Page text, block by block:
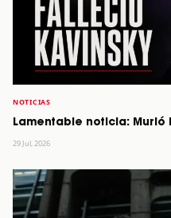
NOTICIAS
Lamentable noticia: Murió
29 Jul, 2026